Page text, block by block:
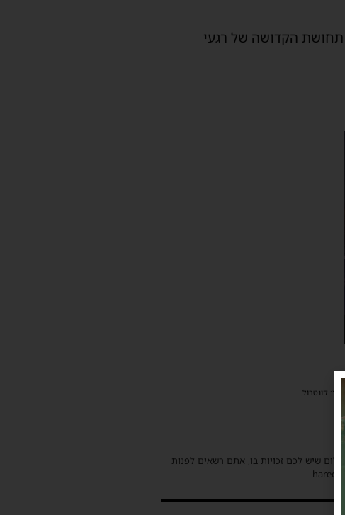
תחושת הקדושה של רגעי
קונטרול.
שיש לכם זכויות בו, אתם רשאים לפנות